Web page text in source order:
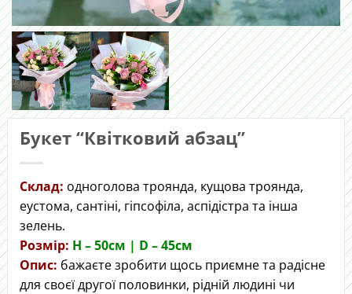
Букет “Квітковий абзац”
Склад: одноголова троянда, кущова троянда,
еустома, сантіні, гіпсофіла, аспідістра та інша
зелень.
Розмір: H – 50cм | D – 45см
Опис: бажаєте зробити щось приємне та радісне
для своєї другої половинки, рідній людині чи